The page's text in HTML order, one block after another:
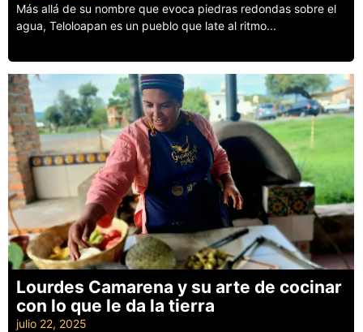
Más allá de su nombre que evoca piedras redondas sobre el
agua, Teloloapan es un pueblo que late al ritmo...
Lourdes Camarena y su arte de cocinar
con lo que le da la tierra
julio 22, 2025